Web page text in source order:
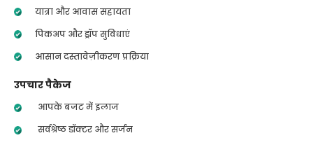
यात्रा और आवास सहायता
पिकअप और ड्रॉप सुविधाएं
आसान दस्तावेज़ीकरण प्रक्रिया
उपचार पैकेज
आपके बजट में इलाज
सर्वश्रेष्ठ डॉक्टर और सर्जन